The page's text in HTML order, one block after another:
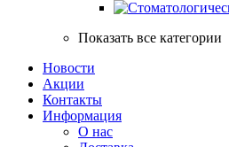
Показать все категории
Новости
Акции
Контакты
Информация
О нас